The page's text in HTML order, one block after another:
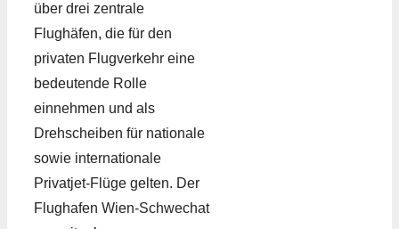
über drei zentrale
Flughäfen, die für den
privaten Flugverkehr eine
bedeutende Rolle
einnehmen und als
Drehscheiben für nationale
sowie internationale
Privatjet-Flüge gelten. Der
Flughafen Wien-Schwechat